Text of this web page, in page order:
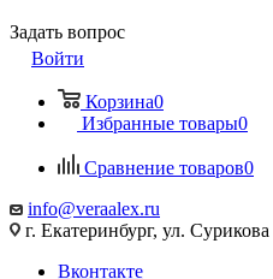
Задать вопрос
Войти
Корзина0
Избранные товары0
Сравнение товаров0
info@veraalex.ru
г. Екатеринбург, ул.
Вконтакте